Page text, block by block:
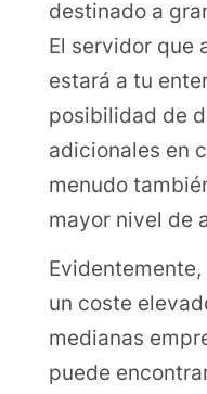
destinado a
El servidor que
estará a tu
posibilidad de
adicionales en
menudo
mayor nivel de
un coste
medianas
puede